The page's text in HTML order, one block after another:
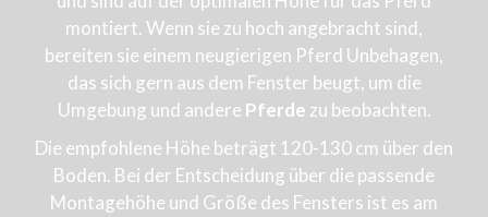
montiert. Wenn sie zu hoch angebracht sind,
bereiten sie einem neugierigen Pferd Unbehagen,
das sich gern aus dem Fenster beugt, um die
Umgebung und andere Pferde zu beobachten.
Die empfohlene Höhe beträgt 120-130 cm über den
Boden. Bei der Entscheidung über die passende
Montagehöhe und Größe des Fensters ist es am